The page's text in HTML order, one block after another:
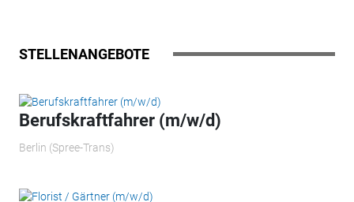
STELLENANGEBOTE
Berufskraftfahrer (m/w/d)
Berlin (Spree-Trans)